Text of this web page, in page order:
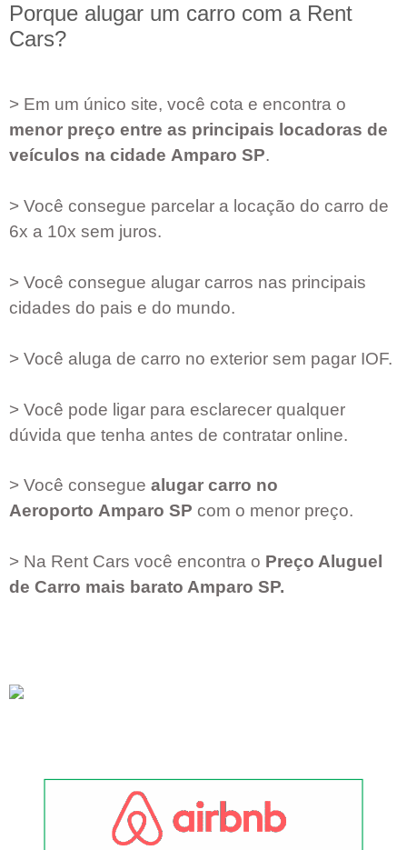
Porque alugar um carro com a Rent
Cars?
> Em um único site, você cota e encontra o
menor preço entre as principais locadoras de
veículos na cidade Amparo SP.
> Você consegue parcelar a locação do carro de
6x a 10x sem juros.
> Você consegue alugar carros nas principais
cidades do pais e do mundo.
> Você aluga de carro no exterior sem pagar IOF.
> Você pode ligar para esclarecer qualquer
dúvida que tenha antes de contratar online.
> Você consegue alugar carro no
Aeroporto Amparo SP com o menor preço.
> Na Rent Cars você encontra o Preço Aluguel
de Carro mais barato Amparo SP.